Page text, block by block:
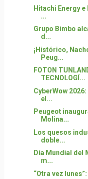
Hitachi Energy e
...
Grupo Bimbo
d...
¡Histórico,
Peug...
FOTON
TECNOLOGÍ...
CyberWow
el...
Peugeot
Molina...
Los quesos
doble...
Día Mundial del
m...
“Otra vez